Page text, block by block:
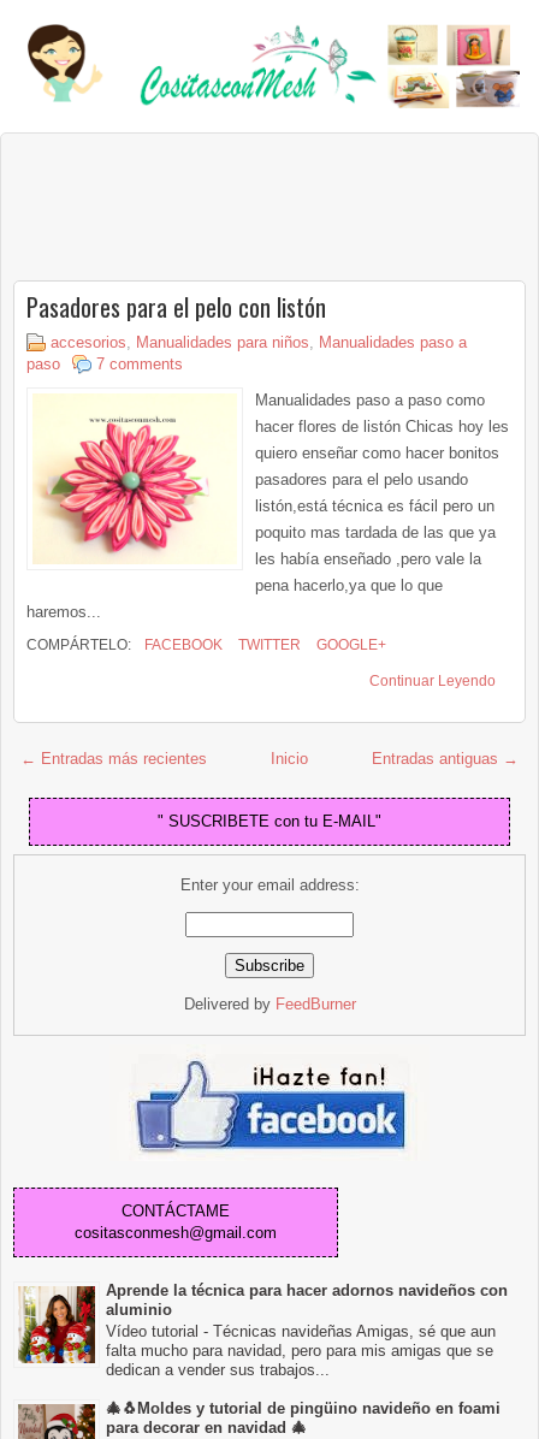
Pasadores para el pelo con listón
accesorios Manualidades para niños
Manualidades paso a
paso
7 comments
Manualidades paso a paso como
hacer flores de listón Chicas hoy les
quiero enseñar como hacer bonitos
pasadores para el pelo usando
listón,está técnica es fácil pero un
poquito mas tardada de las que ya
les había enseñado ,pero vale la
pena hacerlo,ya que lo que
haremos...
COMPÁRTELO: FACEBOOK TWITTER GOOGLE+
Continuar Leyendo
← Entradas más recientes Entradas antiguas →
Inicio
" SUSCRIBETE con tu E-MAIL"
Enter your email address:
Delivered by FeedBurner
CONTÁCTAME
cositasconmesh@gmail.com
Aprende la técnica para hacer adornos navideños con
aluminio
Vídeo tutorial - Técnicas navideñas Amigas, sé que aun
falta mucho para navidad, pero para mis amigas que se
dedican a vender sus trabajos...
🎄🐧Moldes y tutorial de pingüino navideño en foami
para decorar en navidad 🎄